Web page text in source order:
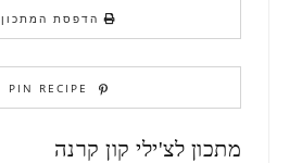
הדפסת המתכון
PIN RECIPE
מתכון לצ'ילי קון קרנה